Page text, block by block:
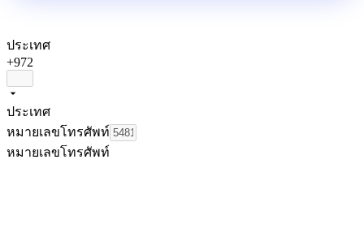
ประเทศ
+972
ประเทศ
หมายเลขโทรศัพท์
หมายเลขโทรศัพท์